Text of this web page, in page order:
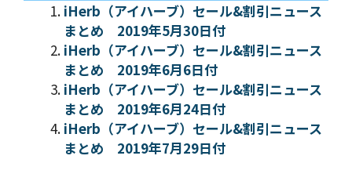
iHerb（アイハーブ）セール&割引ニュース
まとめ 2019年5月30日付
iHerb（アイハーブ）セール&割引ニュース
まとめ 2019年6月6日付
iHerb（アイハーブ）セール&割引ニュース
まとめ 2019年6月24日付
iHerb（アイハーブ）セール&割引ニュース
まとめ 2019年7月29日付